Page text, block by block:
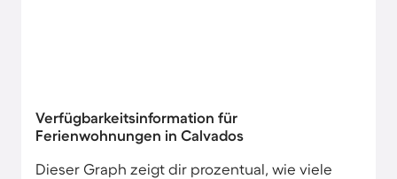
Verfügbarkeitsinformation für
Ferienwohnungen in Calvados
Dieser Graph zeigt dir prozentual, wie viele